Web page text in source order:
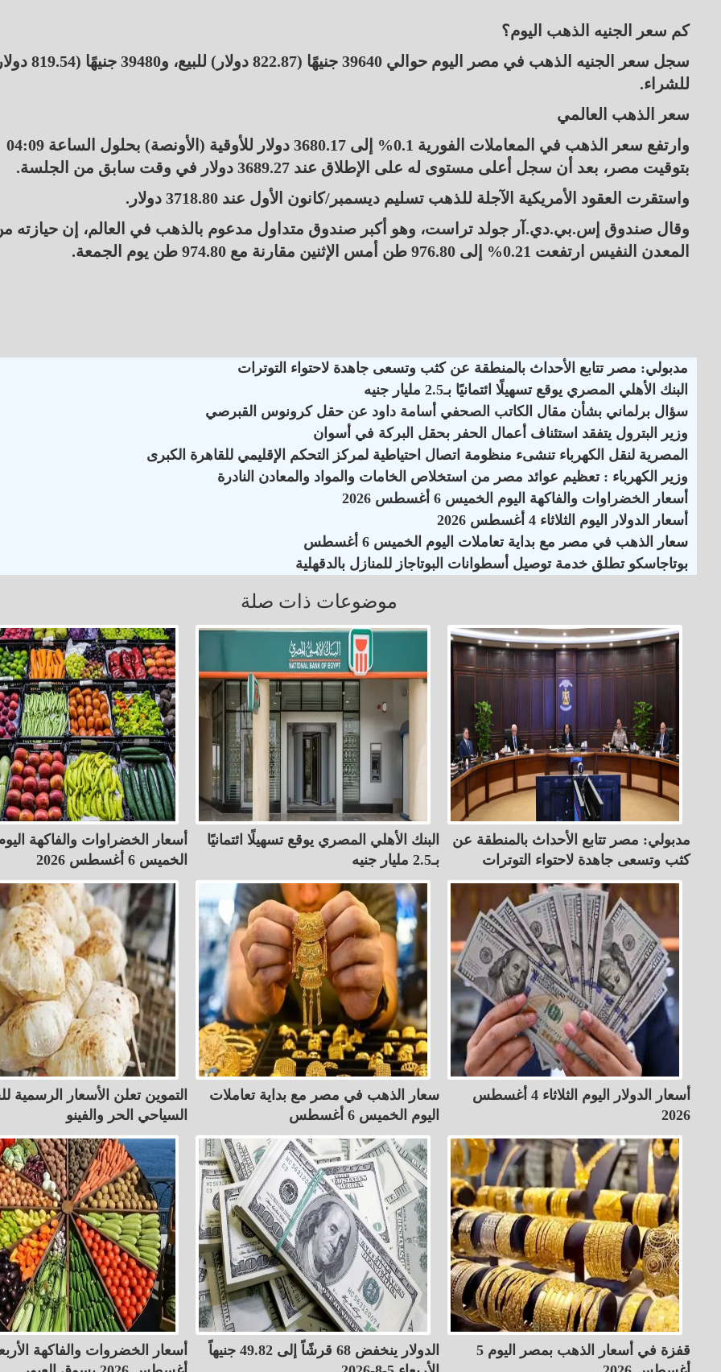
كم سعر الجنيه الذهب اليوم؟
سجل سعر الجنيه الذهب في مصر اليوم حوالي 39640 جنيهًا (822.87 دولار)
للشراء.
سعر الذهب العالمي
وارتفع سعر الذهب في المعاملات الفورية 0.1% إلى 3680.17 دولار للأوقية (الأونصة) بحلول الساعة 04:09
بتوقيت مصر، بعد أن سجل أعلى مستوى له على الإطلاق عند 3689.27 دولار في وقت سابق من الجلسة.
واستقرت العقود الأمريكية الآجلة للذهب تسليم ديسمبر/كانون الأول عند 3718.80 دولار.
وقال صندوق إس.بي.دي.آر جولد تراست، وهو أكبر صندوق متداول مدعوم بالذهب في العالم، إن حيازته
المعدن النفيس ارتفعت 0.21% إلى 976.80 طن أمس الإثنين مقارنة مع 974.80 طن يوم الجمعة.
مدبولي: مصر تتابع الأحداث بالمنطقة عن كثب وتسعى جاهدة لاحتواء التوترات
البنك الأهلي المصري يوقع تسهيلًا ائتمانيًا بـ2.5 مليار جنيه
سؤال برلماني بشأن مقال الكاتب الصحفي أسامة داود عن حقل كرونوس القبرصي
وزير البترول يتفقد استئناف أعمال الحفر بحقل البركة في أسوان
المصرية لنقل الكهرباء تنشىء منظومة اتصال احتياطية لمركز التحكم الإقليمي للقاهرة الكبرى
وزير الكهرباء : تعظيم عوائد مصر من استخلاص الخامات والمواد والمعادن النادرة
أسعار الخضراوات والفاكهة اليوم الخميس 6 أغسطس 2026
أسعار الدولار اليوم الثلاثاء 4 أغسطس 2026
سعار الذهب في مصر مع بداية تعاملات اليوم الخميس 6 أغسطس
بوتاجاسكو تطلق خدمة توصيل أسطوانات البوتاجاز للمنازل بالدقهلية
موضوعات ذات صلة
مدبولي: مصر تتابع الأحداث بالمنطقة عن
كثب وتسعى جاهدة لاحتواء التوترات
البنك الأهلي المصري يوقع تسهيلًا ائتمانيًا
بـ2.5 مليار جنيه
أسعار الخضراوات والفاكهة
الخميس 6 أغسطس 2026
أسعار الدولار اليوم الثلاثاء 4 أغسطس
2026
سعار الذهب في مصر مع بداية تعاملات
اليوم الخميس 6 أغسطس
التموين تعلن الأسعار الرسمية
السياحي الحر والفينو
قفزة في أسعار الذهب بمصر اليوم 5
الدولار ينخفض 68 قرشًاً إلى 49.82 جنيهاً